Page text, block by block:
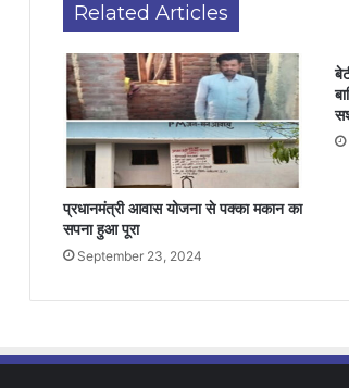
Related Articles
प्रधानमंत्री आवास योजना से पक्का मकान का
सपना हुआ पूरा
September 23, 2024